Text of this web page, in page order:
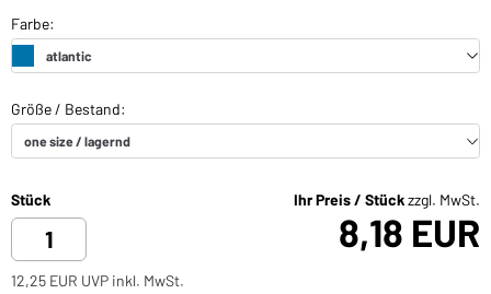
Stück Ihr Preis / Stückzzgl. MwSt.
8,18 EUR
12,25 EUR UVP inkl. MwSt.